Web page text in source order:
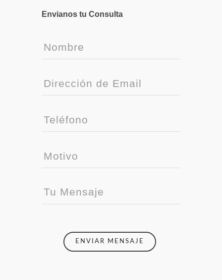
Envianos tu Consulta
ENVIAR MENSAJE